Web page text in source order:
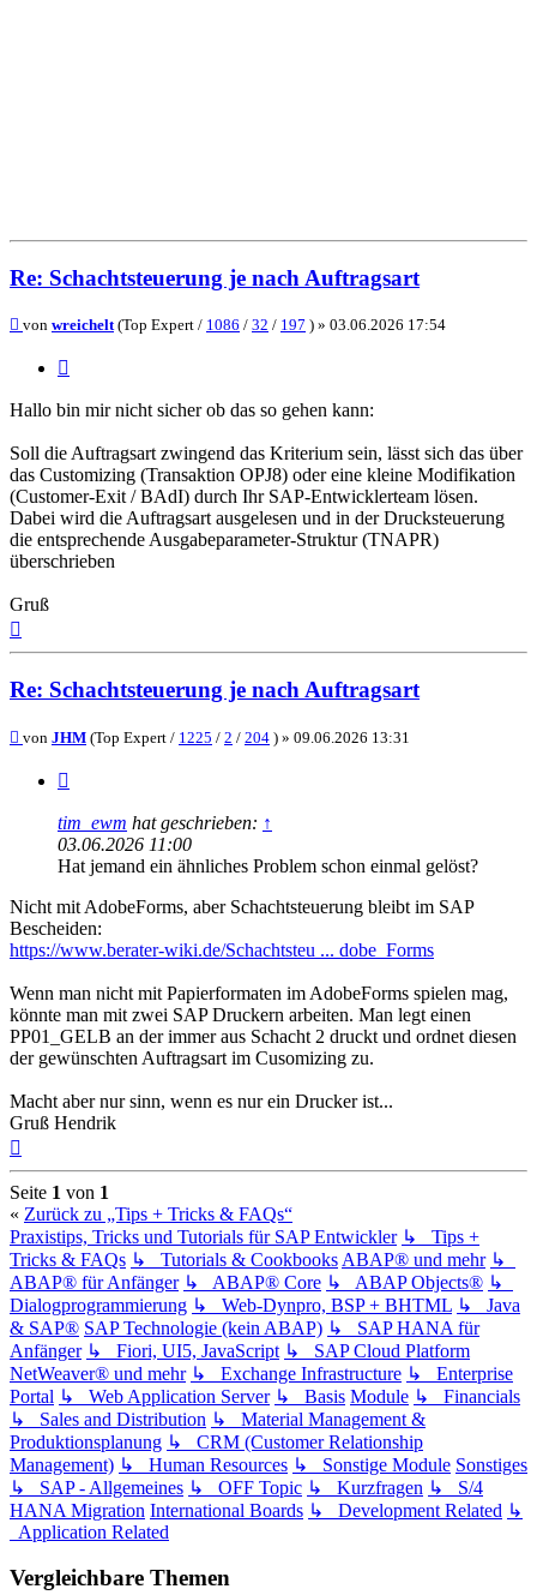
Re: Schachtsteuerung je nach Auftragsart
Beitrag
von wreichelt(Top Expert / 1086 / 32 / 197 ) » 03.06.2026 17:54
Hallo bin mir nicht sicher ob das so gehen kann:
Soll die Auftragsart zwingend das Kriterium sein, lässt sich das über
das Customizing (Transaktion OPJ8) oder eine kleine Modifikation
(Customer-Exit / BAdI) durch Ihr SAP-Entwicklerteam lösen.
Dabei wird die Auftragsart ausgelesen und in der Drucksteuerung
die entsprechende Ausgabeparameter-Struktur (TNAPR)
überschrieben
Gruß
Re: Schachtsteuerung je nach Auftragsart
Beitrag
von JHM (Top Expert / 1225 / 2 / 204 ) » 09.06.2026 13:31
tim_ewm hat geschrieben: ↑
03.06.2026 11:00
Hat jemand ein ähnliches Problem schon einmal gelöst?
Nicht mit AdobeForms, aber Schachtsteuerung bleibt im SAP
Bescheiden:
https://www.berater-wiki.de/Schachtsteu ... dobe_Forms
Wenn man nicht mit Papierformaten im AdobeForms spielen mag,
könnte man mit zwei SAP Druckern arbeiten. Man legt einen
PP01_GELB an der immer aus Schacht 2 druckt und ordnet diesen
der gewünschten Auftragsart im Cusomizing zu.
Macht aber nur sinn, wenn es nur ein Drucker ist...
Gruß Hendrik
Seite 1 von 1
« Zurück zu „Tips + Tricks & FAQs“
Praxistips, Tricks und Tutorials für SAP Entwickler ↳ Tips +
Tricks & FAQs ↳ Tutorials & Cookbooks ABAP® und mehr ↳
ABAP® für Anfänger ↳ ABAP® Core ↳ ABAP Objects® ↳
Dialogprogrammierung ↳ Web-Dynpro, BSP + BHTML ↳ Java
& SAP® SAP Technologie (kein ABAP) ↳ SAP HANA für
Anfänger ↳ Fiori, UI5, JavaScript ↳ SAP Cloud Platform
NetWeaver® und mehr ↳ Exchange Infrastructure ↳ Enterprise
Portal ↳ Web Application Server ↳ Basis Module ↳ Financials
↳ Sales and Distribution ↳ Material Management &
Produktionsplanung ↳ CRM (Customer Relationship
Management) ↳ Human Resources ↳ Sonstige Module Sonstiges
↳ SAP - Allgemeines ↳ OFF Topic ↳ Kurzfragen ↳ S/4
HANA Migration International Boards ↳ Development Related ↳
Application Related
Vergleichbare Themen